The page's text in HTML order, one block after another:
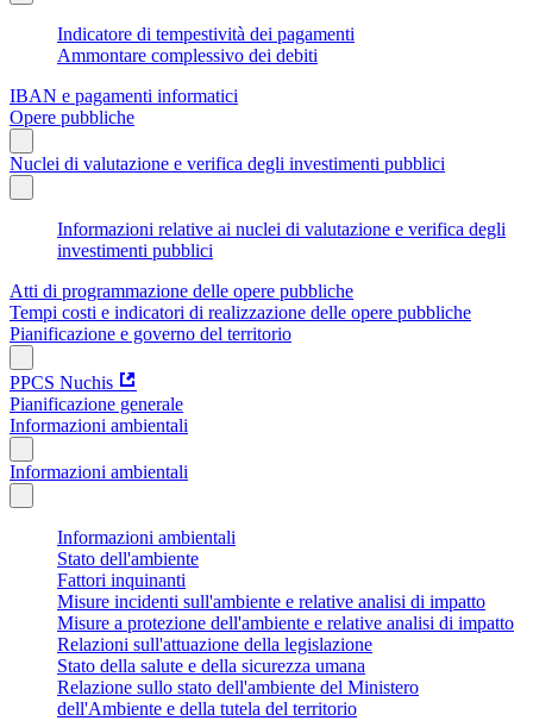
Indicatore di tempestività dei pagamenti
Ammontare complessivo dei debiti
IBAN e pagamenti informatici
Opere pubbliche
Nuclei di valutazione e verifica degli investimenti pubblici
Informazioni relative ai nuclei di valutazione e verifica degli
investimenti pubblici
Atti di programmazione delle opere pubbliche
Tempi costi e indicatori di realizzazione delle opere pubbliche
Pianificazione e governo del territorio
PPCS Nuchis
Pianificazione generale
Informazioni ambientali
Informazioni ambientali
Informazioni ambientali
Stato dell'ambiente
Fattori inquinanti
Misure incidenti sull'ambiente e relative analisi di impatto
Misure a protezione dell'ambiente e relative analisi di impatto
Relazioni sull'attuazione della legislazione
Stato della salute e della sicurezza umana
Relazione sullo stato dell'ambiente del Ministero
dell'Ambiente e della tutela del territorio